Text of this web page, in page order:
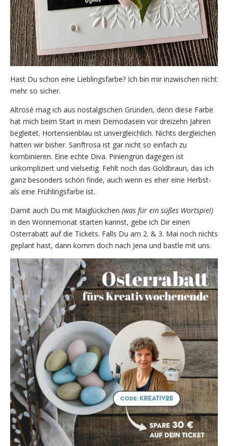
Hast Du schon eine Lieblingsfarbe? Ich bin mir inzwischen nicht
mehr so sicher.
Altrosé mag ich aus nostalgischen Gründen, denn diese Farbe
hat mich beim Start in mein Demodasein vor dreizehn Jahren
begleitet. Hortensienblau ist unvergleichlich. Nichts dergleichen
hatten wir bisher. Sanftrosa ist gar nicht so einfach zu
kombinieren. Eine echte Diva. Piniengrün dagegen ist
unkompliziert und vielseitig. Fehlt noch das Goldbraun, das ich
ganz besonders schön finde, auch wenn es eher eine Herbst-
als eine Frühlingsfarbe ist.
Damit auch Du mit Maiglückchen (was für ein süßes Wortspiel)
in den Wonnemonat starten kannst, gebe ich Dir einen
Osterrabatt auf die Tickets. Falls Du am 2. & 3. Mai noch nichts
geplant hast, dann komm doch nach Jena und bastle mit uns.